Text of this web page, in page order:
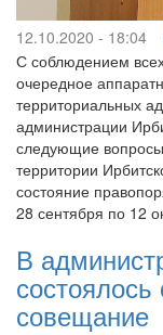
12.10.2020 - 18:04
С соблюдением
очередное
территориальных
администрации
следующие
территории
состояние
28 сентября по 12
В
совещание